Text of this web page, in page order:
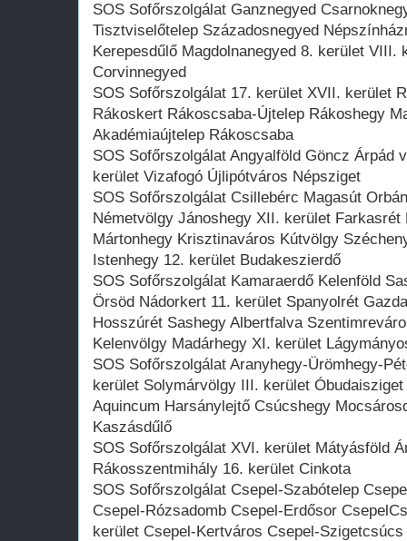
SOS Sofőrszolgálat Ganznegyed
Tisztviselőtelep Századosnegyed
Kerepesdűlő Magdolnanegyed 8. kerület VIII.
Corvinnegyed
SOS Sofőrszolgálat 17. kerület XVII. kerület
Rákoskert Rákoscsaba-Újtelep Rákoshegy
Akadémiaújtelep Rákoscsaba
SOS Sofőrszolgálat Angyalföld Göncz Árpád
kerület Vizafogó Újlipótváros Népsziget
SOS Sofőrszolgálat Csillebérc Magasút
Németvölgy Jánoshegy XII. kerület Farkasrét
Mártonhegy Krisztinaváros Kútvölgy
Istenhegy 12. kerület Budakeszierdő
SOS Sofőrszolgálat Kamaraerdő Kelenföld
Örsöd Nádorkert 11. kerület Spanyolrét
Hosszúrét Sashegy Albertfalva
Kelenvölgy Madárhegy XI. kerület
SOS Sofőrszolgálat Aranyhegy-Ürömhegy-
kerület Solymárvölgy III. kerület
Aquincum Harsánylejtő Csúcshegy
Kaszásdűlő
SOS Sofőrszolgálat XVI. kerület Mátyásföld
Rákosszentmihály 16. kerület Cinkota
SOS Sofőrszolgálat Csepel-Szabótelep
Csepel-Rózsadomb Csepel-Erdősor
kerület Csepel-Kertváros Csepel-